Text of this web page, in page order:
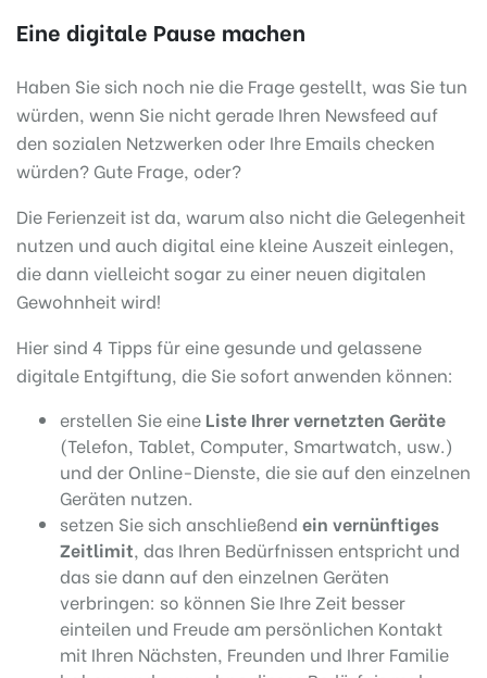
Eine digitale Pause machen
Haben Sie sich noch nie die Frage gestellt, was Sie tun
würden, wenn Sie nicht gerade Ihren Newsfeed auf
den sozialen Netzwerken oder Ihre Emails checken
würden? Gute Frage, oder?
Die Ferienzeit ist da, warum also nicht die Gelegenheit
nutzen und auch digital eine kleine Auszeit einlegen,
die dann vielleicht sogar zu einer neuen digitalen
Gewohnheit wird!
Hier sind 4 Tipps für eine gesunde und gelassene
digitale Entgiftung, die Sie sofort anwenden können:
erstellen Sie eine Liste Ihrer vernetzten Geräte
(Telefon, Tablet, Computer, Smartwatch, usw.)
und der Online-Dienste, die sie auf den einzelnen
Geräten nutzen.
setzen Sie sich anschließend ein vernünftiges
Zeitlimit, das Ihren Bedürfnissen entspricht und
das sie dann auf den einzelnen Geräten
verbringen: so können Sie Ihre Zeit besser
einteilen und Freude am persönlichen Kontakt
mit Ihren Nächsten, Freunden und Ihrer Familie